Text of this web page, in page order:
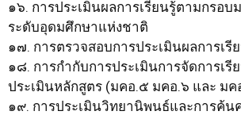
๑๖. การประเมินผลการเรียนรู้ตามกรอ
ระดับอุดมศึกษาแห่งชาติ
๑๗. การตรวจสอบการประเมินผลการเรี
๑๘. การกำกับการประเมินการจัดการเรี
ประเมินหลักสูตร (มคอ.๕ มคอ.๖ และ มค
๑๙. การประเมินวิทยานิพนธ์และการค้น